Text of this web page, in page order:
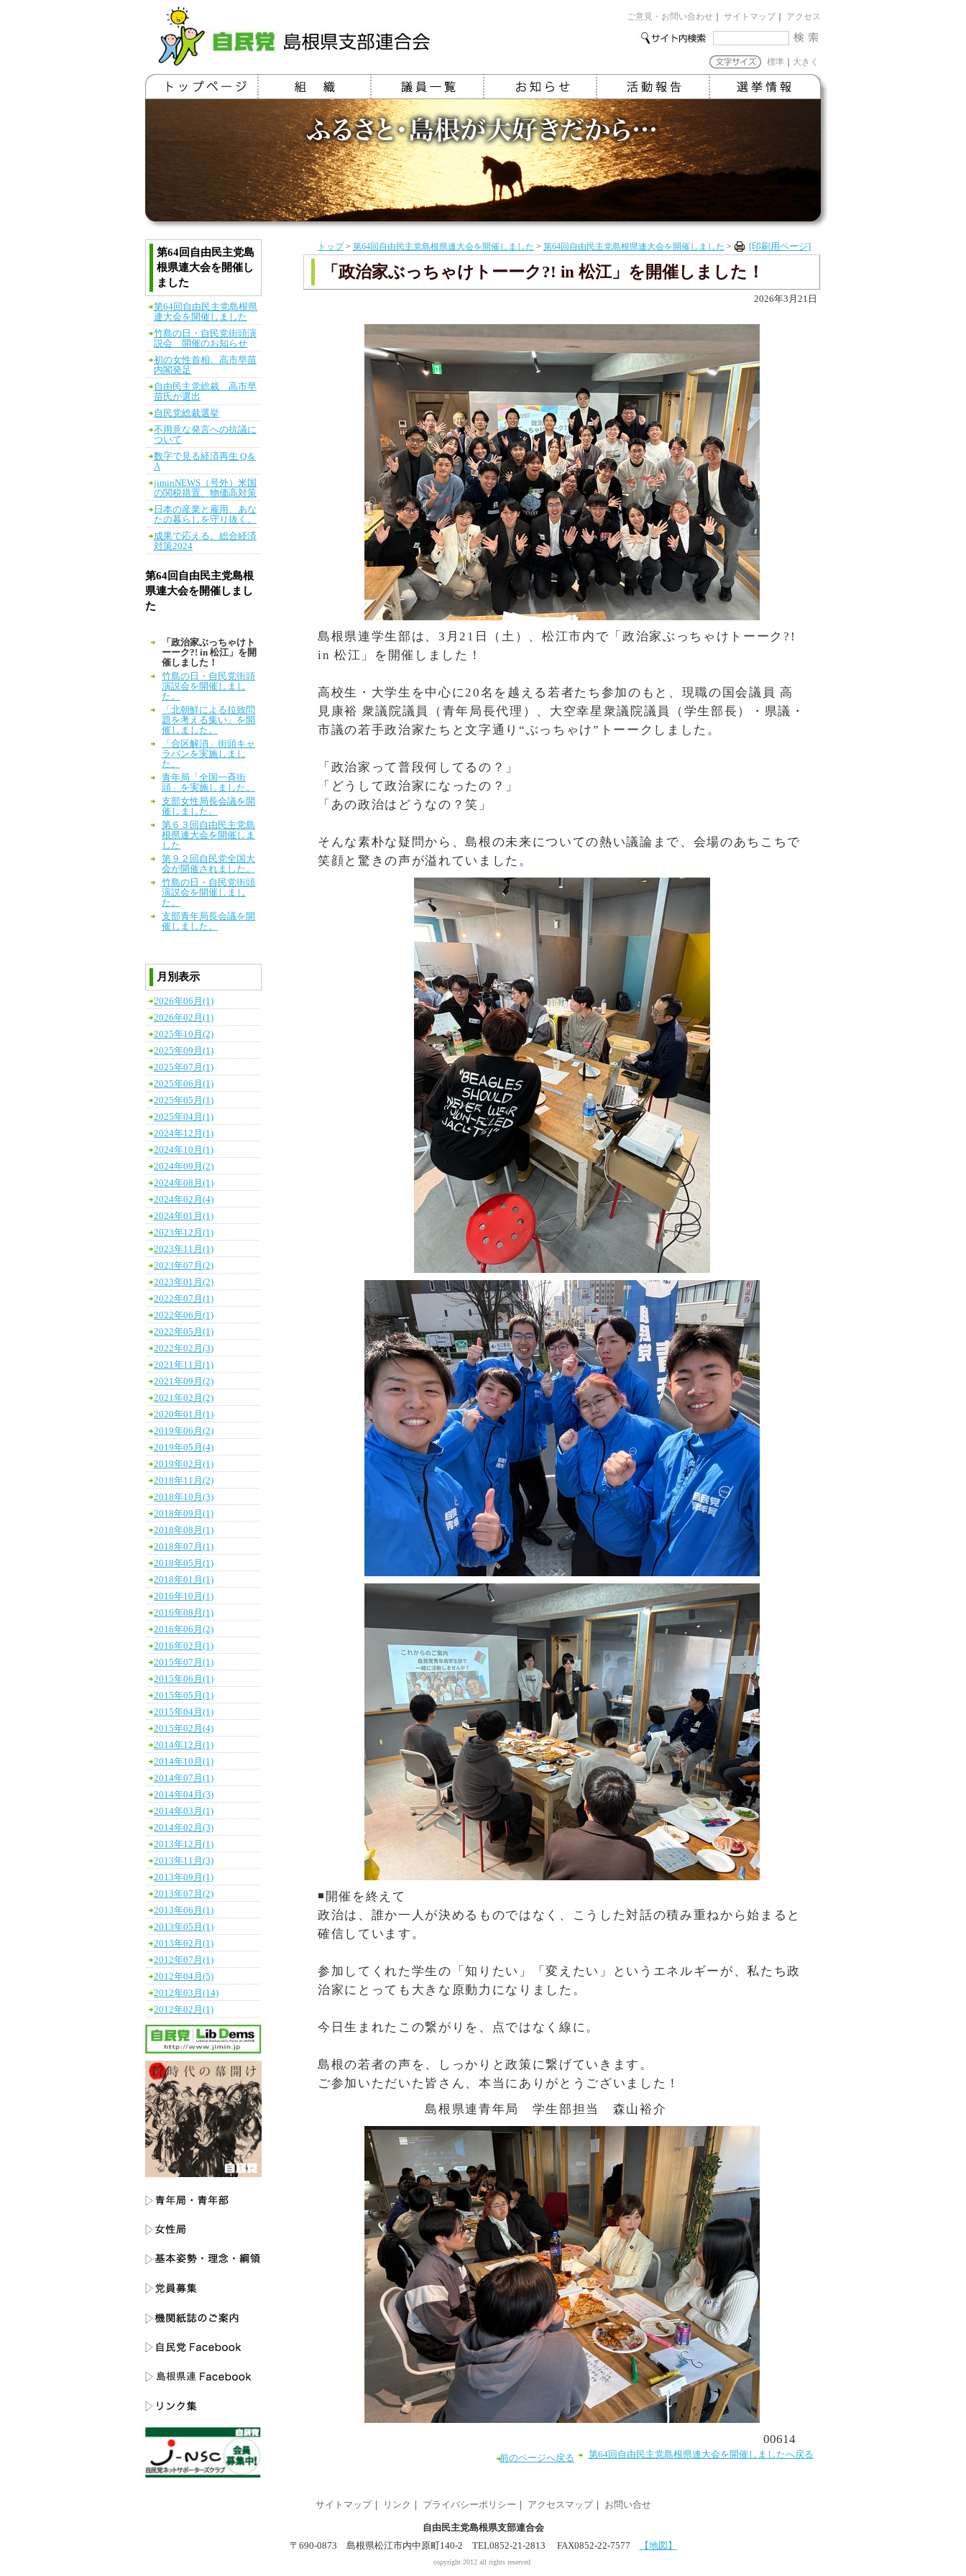
ご意見・お問い合わせ サイトマップ アクセス
標準 大きく
[印刷用ページ]
トップ> 第64回自由民主党島根県連大会を開催しました > 第64回自由民主党島根県連大会を開催しました >
「政治家ぶっちゃけトーーク?! in 松江」を開催しました！
2026年3月21日
島根県連学生部は、3月21日（土）、松江市内で「政治家ぶっちゃけトーーク?!
in 松江」を開催しました！
高校生・大学生を中心に20名を越える若者たち参加のもと、現職の国会議員 高
見康裕 衆議院議員（青年局長代理）、大空幸星衆議院議員（学生部長）・県議・
市議の若手政治家たちと文字通り“ぶっちゃけ”トーークしました。
「政治家って普段何してるの？」
「どうして政治家になったの？」
「あの政治はどうなの？笑」
そんな素朴な疑問から、島根の未来についての熱い議論まで、会場のあちこちで
笑顔と驚きの声が溢れていました。
◾️開催を終えて
政治は、誰か一人が決めるものではなく、こうした対話の積み重ねから始まると
確信しています。
参加してくれた学生の「知りたい」「変えたい」というエネルギーが、私たち政
治家にとっても大きな原動力になりました。
今日生まれたこの繋がりを、点ではなく線に。
島根の若者の声を、しっかりと政策に繋げていきます。
ご参加いただいた皆さん、本当にありがとうございました！
島根県連青年局 学生部担当 森山裕介
00614
第64回自由民主党島根県連大会を開催しましたへ戻る
前のページへ戻る
第64回自由民主党島
根県連大会を開催し
ました
第64回自由民主党島根県
連大会を開催しました
竹島の日・自民党街頭演
説会 開催のお知らせ
初の女性首相、高市早苗
内閣発足
自由民主党総裁 高市早
苗氏が選出
自民党総裁選挙
不用意な発言への抗議に
ついて
数字で見る経済再生 Q＆
A
jiminNEWS（号外）米国
の関税措置、物価高対策
日本の産業と雇用、あな
たの暮らしを守り抜く。
成果で応える。総合経済
対策2024
第64回自由民主党島根
県連大会を開催しまし
た
「政治家ぶっちゃけト
ーーク?! in 松江」を開
催しました！
竹島の日・自民党街頭
演説会を開催しまし
た。
「北朝鮮による拉致問
題を考える集い」を開
催しました。
「合区解消」街頭キャ
ラバンを実施しまし
た。
青年局「全国一斉街
頭」を実施しました。
支部女性局長会議を開
催しました。
第６３回自由民主党島
根県連大会を開催しま
した
第９２回自民党全国大
会が開催されました。
竹島の日・自民党街頭
演説会を開催しまし
た。
支部青年局長会議を開
催しました。
月別表示
2026年06月(1)
2026年02月(1)
2025年10月(2)
2025年09月(1)
2025年07月(1)
2025年06月(1)
2025年05月(1)
2025年04月(1)
2024年12月(1)
2024年10月(1)
2024年09月(2)
2024年08月(1)
2024年02月(4)
2024年01月(1)
2023年12月(1)
2023年11月(1)
2023年07月(2)
2023年01月(2)
2022年07月(1)
2022年06月(1)
2022年05月(1)
2022年02月(3)
2021年11月(1)
2021年09月(2)
2021年02月(2)
2020年01月(1)
2019年06月(2)
2019年05月(4)
2019年02月(1)
2018年11月(2)
2018年10月(3)
2018年09月(1)
2018年08月(1)
2018年07月(1)
2018年05月(1)
2018年01月(1)
2016年10月(1)
2016年08月(1)
2016年06月(2)
2016年02月(1)
2015年07月(1)
2015年06月(1)
2015年05月(1)
2015年04月(1)
2015年02月(4)
2014年12月(1)
2014年10月(1)
2014年07月(1)
2014年04月(3)
2014年03月(1)
2014年02月(3)
2013年12月(1)
2013年11月(3)
2013年09月(1)
2013年07月(2)
2013年06月(1)
2013年05月(1)
2013年02月(1)
2012年07月(1)
2012年04月(5)
2012年03月(14)
2012年02月(1)
サイトマップ｜ リンク プライバシーポリシー アクセスマップ｜ お問い合せ
自由民主党島根県支部連合会
〒690-0873 島根県松江市内中原町140-2 TEL0852-21-2813 FAX0852-22-7577
【地図】
copyright 2012 all rights reserved.